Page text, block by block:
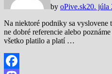
by oPive.sk20. júla
Na niektoré podniky sa vyslovene
ne dobré referencie alebo
všetko platilo a platí …